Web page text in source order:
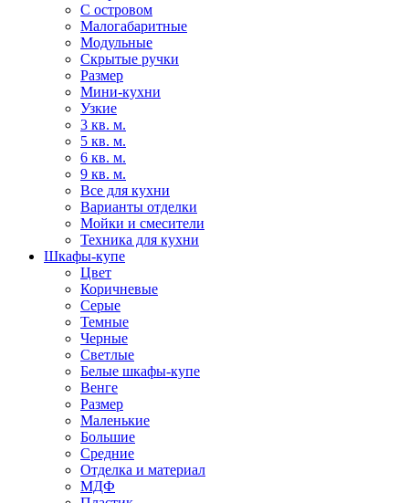
С островом
Малогабаритные
Модульные
Скрытые ручки
Размер
Мини-кухни
Узкие
3 кв. м.
5 кв. м.
6 кв. м.
9 кв. м.
Все для кухни
Варианты отделки
Мойки и смесители
Техника для кухни
Шкафы-купе
Цвет
Коричневые
Серые
Темные
Черные
Светлые
Белые шкафы-купе
Венге
Размер
Маленькие
Большие
Средние
Отделка и материал
МДФ